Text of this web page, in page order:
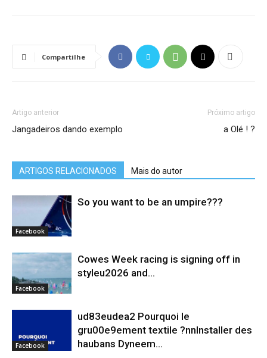
Compartilhe
Artigo anterior
Jangadeiros dando exemplo
Próximo artigo
a Olé ! ?
ARTIGOS RELACIONADOS Mais do autor
Facebook
So you want to be an umpire???
Facebook
Cowes Week racing is signing off in
styleu2026 and...
Facebook
ud83eudea2 Pourquoi le
gru00e9ement textile ?nnInstaller des
haubans Dyneem…